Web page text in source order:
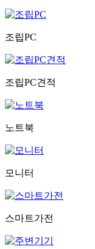
조립PC
조립PC견적
노트북
모니터
스마트가전